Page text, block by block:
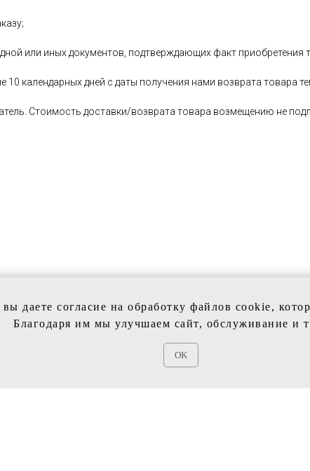
или иных документов, подтверждающих факт приобретения
10 календарных дней с даты получения нами возврата
Стоимость доставки/возврата товара возмещению не
даете согласие на обработку файлов cookie,
Благодаря им мы улучшаем сайт, обслуживание и
OK